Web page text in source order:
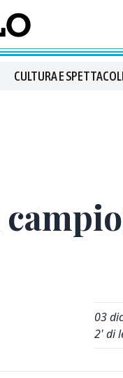
CULTURA E SPETTACOLI
03
2' di